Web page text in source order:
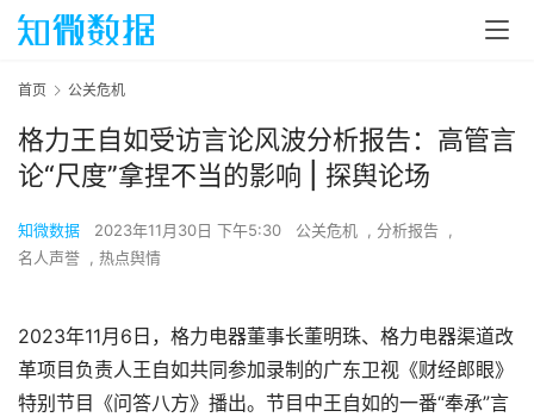
首页 公关危机
格力王自如受访言论风波分析报告：高管言
论“尺度”拿捏不当的影响 | 探舆论场
知微数据 2023年11月30日 下午5:30 公关危机 , 分析报告 ,
名人声誉 , 热点舆情
2023年11月6日，格力电器董事长董明珠、格力电器渠道改
革项目负责人王自如共同参加录制的广东卫视《财经郎眼》
特别节目《问答八方》播出。节目中王自如的一番“奉承”言